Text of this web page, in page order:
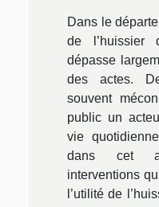
Dans le
de
dépasse
des actes.
souvent
public un
vie
dans cet
interventions
l’utilité de